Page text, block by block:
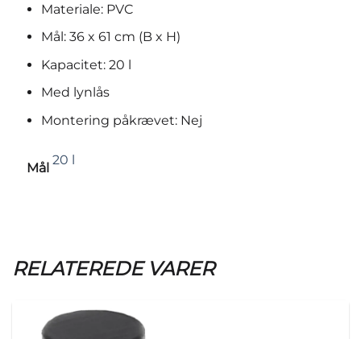
Materiale: PVC
Mål: 36 x 61 cm (B x H)
Kapacitet: 20 l
Med lynlås
Montering påkrævet: Nej
Mål
20 l
RELATEREDE VARER